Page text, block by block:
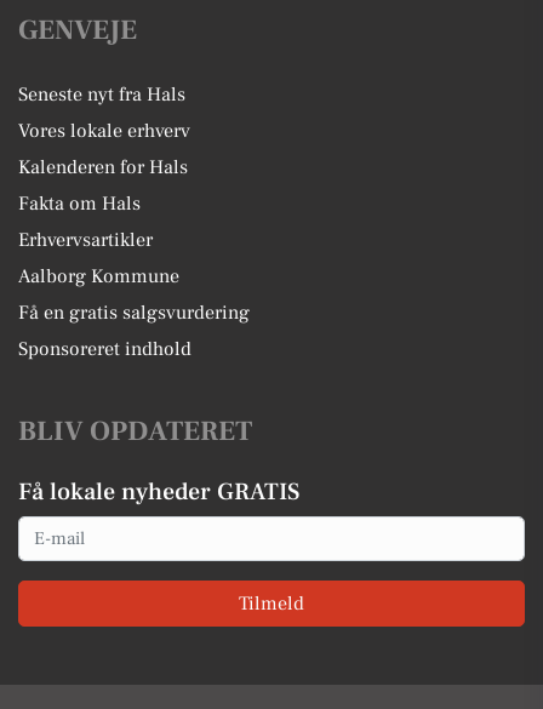
GENVEJE
Seneste nyt fra Hals
Vores lokale erhverv
Kalenderen for Hals
Fakta om Hals
Erhvervsartikler
Aalborg Kommune
Få en gratis salgsvurdering
Sponsoreret indhold
BLIV OPDATERET
Få lokale nyheder GRATIS
Email
Tilmeld